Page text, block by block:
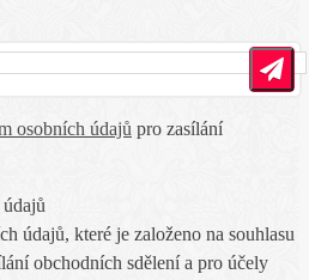
osobních údajů pro zasílání
údajů, které je založeno na souhlasu
obchodních sdělení a pro účely